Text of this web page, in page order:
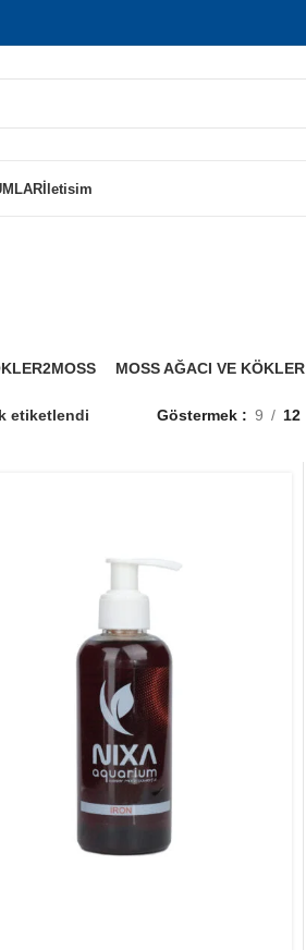
İletisim
MOSS
MOSS AĞACI VE KÖKLER
etiketlendi Göstermek 9 12